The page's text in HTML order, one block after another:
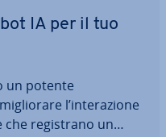
IA per il tuo
un potente
l’in­te­ra­zio­ne
che re­gi­stra­no un